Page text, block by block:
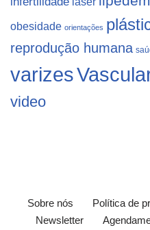
obesidade orientações
reprodução humana
varizes
video
Sobre nós Política de
Newsletter